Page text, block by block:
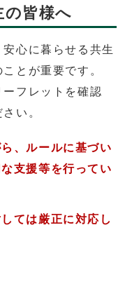
の皆様へ
心に暮らせる共生
とが重要です。
フレットを確認
い。
、ルールに基づい
支援等を行ってい
ては厳正に対応し